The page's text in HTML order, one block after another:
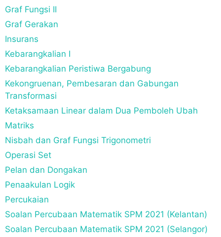
Graf Fungsi II
Graf Gerakan
Insurans
Kebarangkalian I
Kebarangkalian Peristiwa Bergabung
Kekongruenan, Pembesaran dan Gabungan
Transformasi
Ketaksamaan Linear dalam Dua Pemboleh Ubah
Matriks
Nisbah dan Graf Fungsi Trigonometri
Operasi Set
Pelan dan Dongakan
Penaakulan Logik
Percukaian
Soalan Percubaan Matematik SPM 2021 (Kelantan)
Soalan Percubaan Matematik SPM 2021 (Selangor)